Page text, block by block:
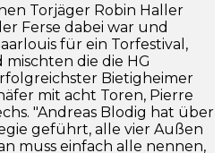
Torjäger Robin Haller
Ferse dabei war und
für ein Torfestival,
die die HG
Bietigheimer
mit acht Toren, Pierre
"Andreas Blodig hat über
geführt, alle vier Außen
muss einfach alle nennen,